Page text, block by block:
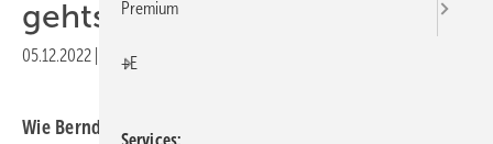
gehts
05.12.2022 Druckvorschau
Wie Bernd Baumann die richtige Software zum Erstellen
Premium
+E
Services